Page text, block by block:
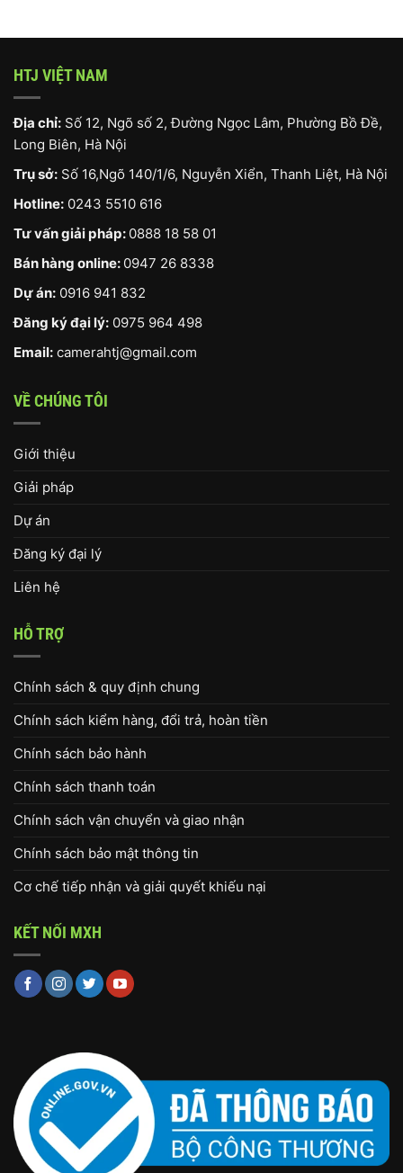
HTJ VIỆT NAM
Địa chỉ: Số 12, Ngõ số 2, Đường Ngọc Lâm, Phường Bồ Đề,
Long Biên, Hà Nội
Trụ sở: Số 16,Ngõ 140/1/6, Nguyễn Xiển, Thanh Liệt, Hà Nội
Hotline: 0243 5510 616
Tư vấn giải pháp: 0888 18 58 01
Bán hàng online: 0947 26 8338
Dự án: 0916 941 832
Đăng ký đại lý: 0975 964 498
Email: camerahtj@gmail.com
VỀ CHÚNG TÔI
Giới thiệu
Giải pháp
Dự án
Đăng ký đại lý
Liên hệ
HỖ TRỢ
Chính sách & quy định chung
Chính sách kiểm hàng, đổi trả, hoàn tiền
Chính sách bảo hành
Chính sách thanh toán
Chính sách vận chuyển và giao nhận
Chính sách bảo mật thông tin
Cơ chế tiếp nhận và giải quyết khiếu nại
KẾT NỐI MXH